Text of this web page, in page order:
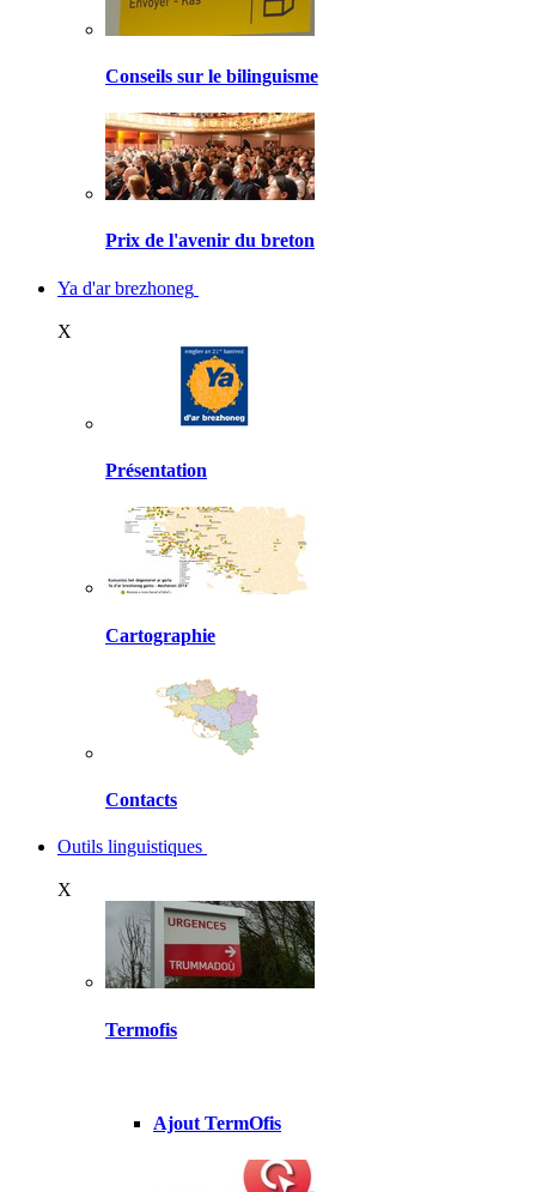
Conseils sur le bilinguisme
Prix de l'avenir du breton
Ya d'ar brezhoneg
X
Présentation
Cartographie
Contacts
Outils linguistiques
X
Termofis
Ajout TermOfis